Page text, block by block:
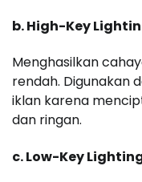
b. High-Key
Menghasilkan
rendah. Digunakan
iklan karena
dan ringan.
c. Low-Key